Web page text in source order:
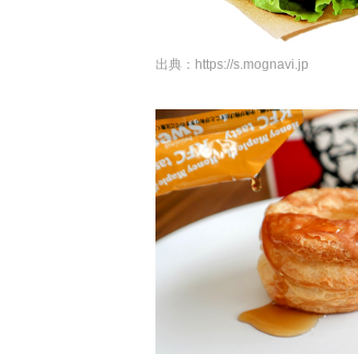
出典： https://s.mognavi.jp